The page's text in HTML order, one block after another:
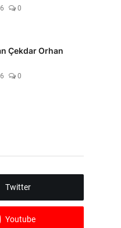
0
Çekdar Orhan
0
Twitter
Youtube